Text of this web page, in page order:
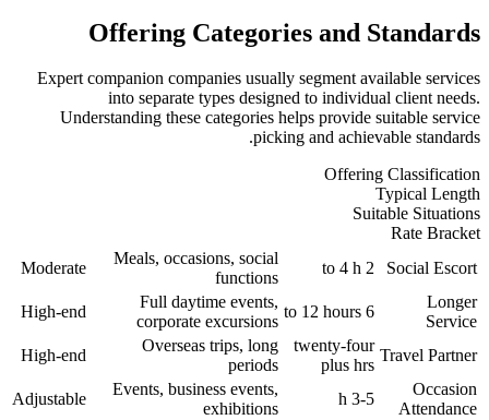
Offering Categories and Standards
Expert companion companies usually segment available services
into separate types designed to individual client needs.
Understanding these categories helps provide suitable service
picking and achievable standards.
Offering Classification
Typical Length
Suitable Situations
Rate Bracket
Social Escort
2 to 4 h
Meals, occasions, social
functions
Moderate
Longer
Service
6 to 12 hours
Full daytime events,
corporate excursions
High-end
Travel Partner
twenty-four
plus hrs
Overseas trips, long
periods
High-end
Occasion
Attendance
3-5 h
Events, business events,
exhibitions
Adjustable